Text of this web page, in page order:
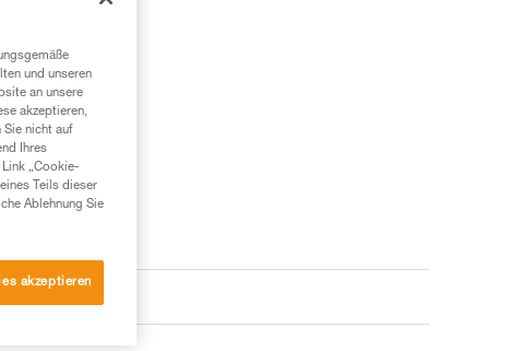
berechnen?
und unseren
an unsere
akzeptieren,
Sie nicht auf
Ihres
„Cookie-
Teils dieser
Ablehnung Sie
akzeptieren